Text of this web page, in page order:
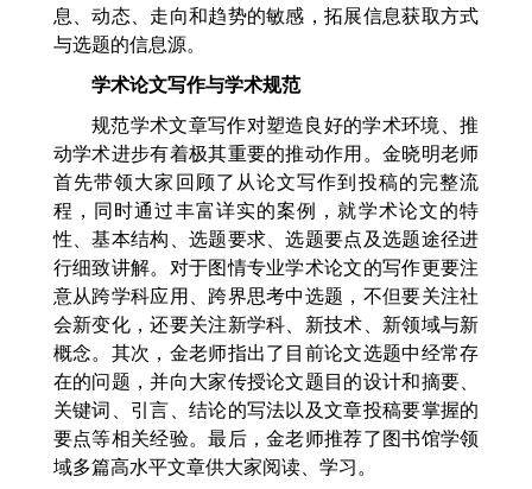
息、动态、走向和趋势的敏感，拓展信息获取方式
与选题的信息源。
学术论文写作与学术规范
规范学术文章写作对塑造良好的学术环境、推
动学术进步有着极其重要的推动作用。金晓明老师
首先带领大家回顾了从论文写作到投稿的完整流
程，同时通过丰富详实的案例，就学术论文的特
性、基本结构、选题要求、选题要点及选题途径进
行细致讲解。对于图情专业学术论文的写作更要注
意从跨学科应用、跨界思考中选题，不但要关注社
会新变化，还要关注新学科、新技术、新领域与新
概念。其次，金老师指出了目前论文选题中经常存
在的问题，并向大家传授论文题目的设计和摘要、
关键词、引言、结论的写法以及文章投稿要掌握的
要点等相关经验。最后，金老师推荐了图书馆学领
域多篇高水平文章供大家阅读、学习。